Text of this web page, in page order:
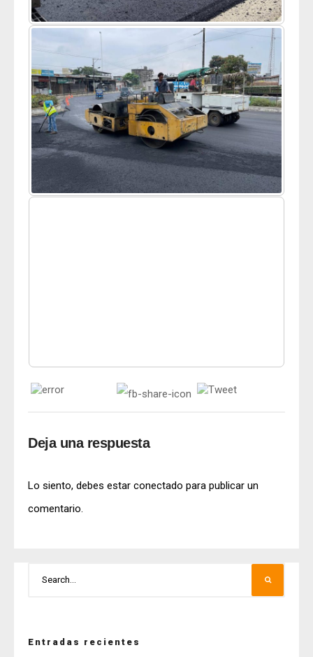
Deja una respuesta
Lo siento, debes estar conectado para publicar un
comentario.
Entradas recientes